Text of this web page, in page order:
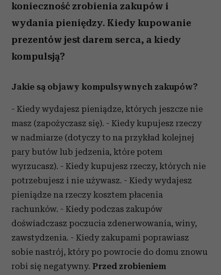
konieczność zrobienia zakupów i
wydania pieniędzy. Kiedy kupowanie
prezentów jest darem serca, a kiedy
kompulsją?
Jakie są objawy kompulsywnych zakupów?
- Kiedy wydajesz pieniądze, których jeszcze nie
masz (zapożyczasz się). - Kiedy kupujesz rzeczy
w nadmiarze (dotyczy to na przykład kolejnej
pary butów lub jedzenia, które potem
wyrzucasz). - Kiedy kupujesz rzeczy, których nie
potrzebujesz i nie używasz. - Kiedy wydajesz
pieniądze na rzeczy kosztem płacenia
rachunków. - Kiedy podczas zakupów
doświadczasz poczucia zdenerwowania, winy,
zawstydzenia. - Kiedy zakupami poprawiasz
sobie nastrój, który po powrocie do domu znowu
robi się negatywny. Przed zrobieniem